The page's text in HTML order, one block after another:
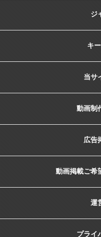
ジ
キ
当サ
動画制
広告
動画掲載ご希
運
プライ